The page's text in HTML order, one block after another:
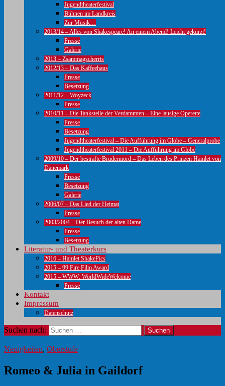
Jugendtheaterfestival
Bühnen im Landkreis
Zur Musik…
2013/14 – Alles von Shakespeare! An einem Abend! Leicht gekürzt!
Presse
Galerie
2013 – Zsammagscherrts
2012/13 – Das Kaffeehaus
Presse
Besetzung
2011/12 – Woyzeck
Presse
2010/11 – Die Tankstelle der Verdammten – Eine lausige Operette
Presse
Besetzung
Jugendtheaterfestival – Die Aufführung im Globe – Generalprobe
Jugendtheaterfestival 2011 – Die Aufführung im Globe
2009/10 – Der bestrafte Brudermord – Das Leben des Prinzen Hamlet von
Dänemark
Presse
Besetzung
Galerie
2006/07 – Das Lied der Heimat
Presse
2003/2004 – Der Besuch der alten Dame
Presse
Besetzung
Literatur- und Theaterkurs
2016 – Hamlet ShakePics
2015 – 99 Fire Film Award
2015 – WWW: WorldWideWelcome
Presse
Kontakt
Impressum
Datenschutz
Suchen nach:
Neuigkeiten, Oberstufe
Romeo & Julia in Gaildorf